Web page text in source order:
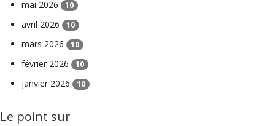
mai 2026 10
avril 2026 10
mars 2026 10
février 2026 10
janvier 2026 10
Le point sur